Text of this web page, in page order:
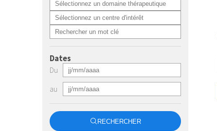
Dates
Du
au
RECHERCHER